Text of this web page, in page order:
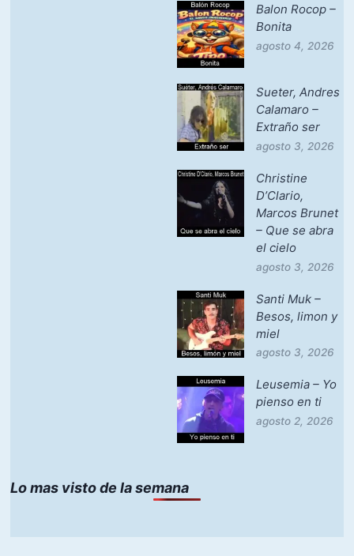
Balon Rocop –
Bonita
agosto 4, 2026
Sueter, Andres
Calamaro –
Extraño ser
agosto 3, 2026
Christine
D’Clario,
Marcos Brunet
– Que se abra
el cielo
agosto 3, 2026
Santi Muk –
Besos, limon y
miel
agosto 3, 2026
Leusemia – Yo
pienso en ti
agosto 2, 2026
Lo mas visto de la semana